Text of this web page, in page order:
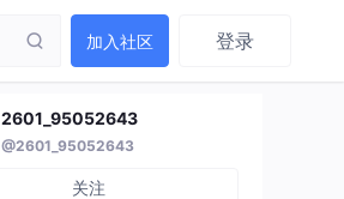
加入社区 登录
2601_95052643
@2601_95052643
关注